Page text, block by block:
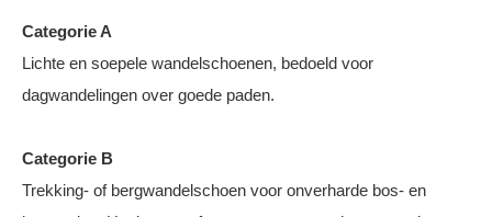
Categorie A
Lichte en soepele wandelschoenen, bedoeld voor
dagwandelingen over goede paden.
Categorie B
Trekking- of bergwandelschoen voor onverharde bos- en